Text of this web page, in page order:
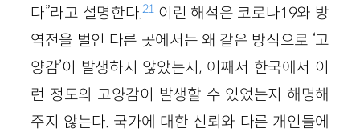
다”라고 설명한다.21이런 해석은 코로나19와 방
역전을 벌인 다른 곳에서는 왜 같은 방식으로 ‘고
양감’이 발생하지 않았는지, 어째서 한국에서 이
런 정도의 고양감이 발생할 수 있었는지 해명해
주지 않는다. 국가에 대한 신뢰와 다른 개인들에